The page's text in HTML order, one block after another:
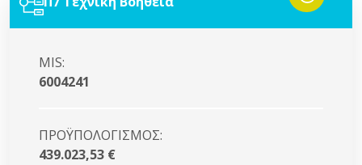
MIS:
6004241
ΠΡΟΫΠΟΛΟΓΙΣΜΟΣ:
439.023,53 €